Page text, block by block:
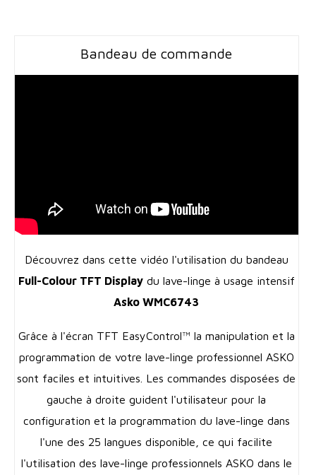
Bandeau de commande
Découvrez dans cette vidéo l'utilisation du bandeau
Full-Colour TFT Displaydu lave-linge à usage intensif
Asko WMC6743
Grâce à l'écran TFT EasyControl™ la manipulation et la
programmation de votre lave-linge professionnel ASKO
sont faciles et intuitives. Les commandes disposées de
gauche à droite guident l'utilisateur pour la
configuration et la programmation du lave-linge dans
l'une des 25 langues disponible, ce qui facilite
l'utilisation des lave-linge professionnels ASKO dans le